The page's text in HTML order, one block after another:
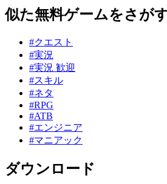
似た無料ゲームをさがす
#クエスト
#実況
#実況 歓迎
#スキル
#ネタ
#RPG
#ATB
#エンジニア
#マニアック
ダウンロード